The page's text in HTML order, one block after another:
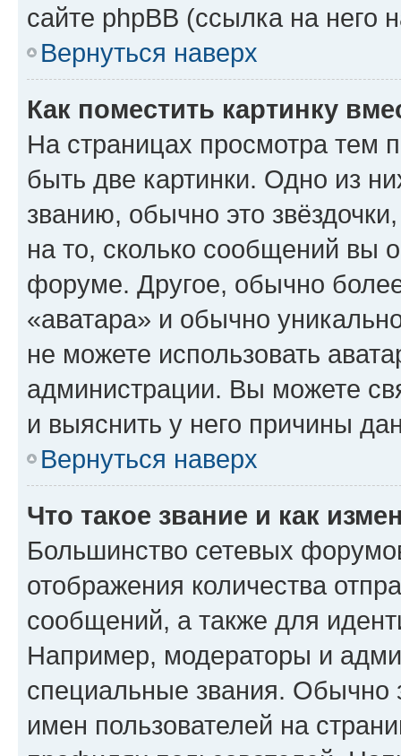
сайте phpBB (ссылка на него
Вернуться наверх
Как поместить картинку
На страницах просмотра тем
быть две картинки. Одно из
званию, обычно это
на то, сколько сообщений вы
форуме. Другое, обычно
«аватара» и обычно
не можете использовать
администрации. Вы можете
и выяснить у него причины
Вернуться наверх
Что такое звание и как
Большинство сетевых
отображения количества
сообщений, а также для
Например, модераторы и
специальные звания. Обычно
имен пользователей на